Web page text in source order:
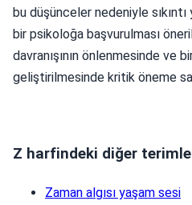
bu düşünceler nedeniyle
bir psikoloğa başvurulması
davranışının önlenmesinde ve
geliştirilmesinde kritik öneme
Z harfindeki diğer
Zaman algısı yaşam sesi